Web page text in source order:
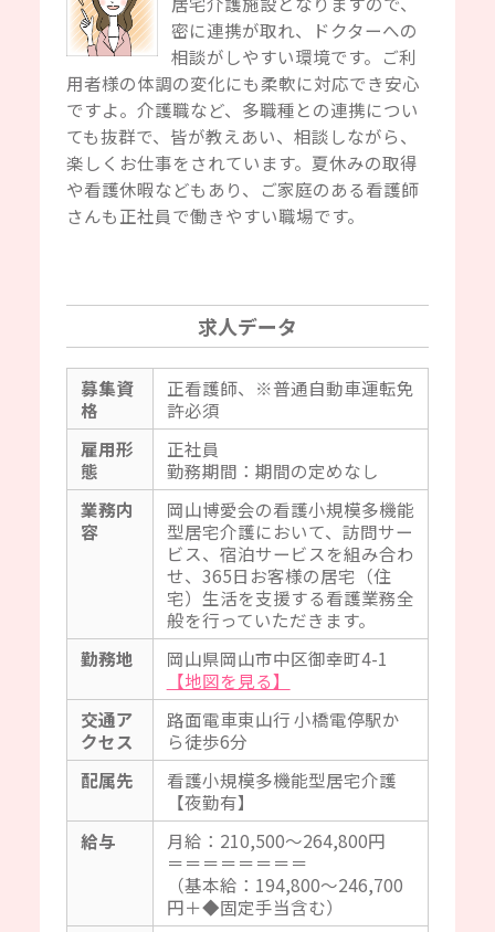
密に連携が取れ、ドクターへの
相談がしやすい環境です。ご利
用者様の体調の変化にも柔軟に対応でき安心
ですよ。介護職など、多職種との連携につい
ても抜群で、皆が教えあい、相談しながら、
楽しくお仕事をされています。夏休みの取得
や看護休暇などもあり、ご家庭のある看護師
さんも正社員で働きやすい職場です。
求人データ
募集資
格
正看護師、※普通自動車運転免
許必須
雇用形
態
正社員
勤務期間：期間の定めなし
業務内
容
岡山博愛会の看護小規模多機能
型居宅介護において、訪問サー
ビス、宿泊サービスを組み合わ
せ、365日お客様の居宅（住
宅）生活を支援する看護業務全
般を行っていただきます。
勤務地
岡山県岡山市中区御幸町4-1
【地図を見る】
交通ア
クセス
路面電車東山行 小橋電停駅か
ら徒歩6分
配属先
看護小規模多機能型居宅介護
【夜勤有】
給与
月給：210,500～264,800円
＝＝＝＝＝＝＝＝
（基本給：194,800～246,700
円＋◆固定手当含む）